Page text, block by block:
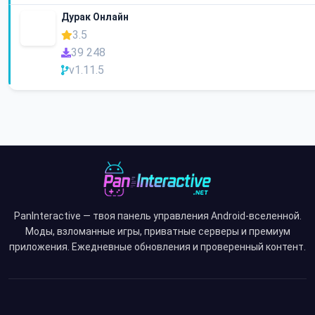
Дурак Онлайн
3.5
39 248
v1.11.5
PanInteractive — твоя панель управления Android-вселенной.
Моды, взломанные игры, приватные серверы и премиум
приложения. Ежедневные обновления и проверенный контент.